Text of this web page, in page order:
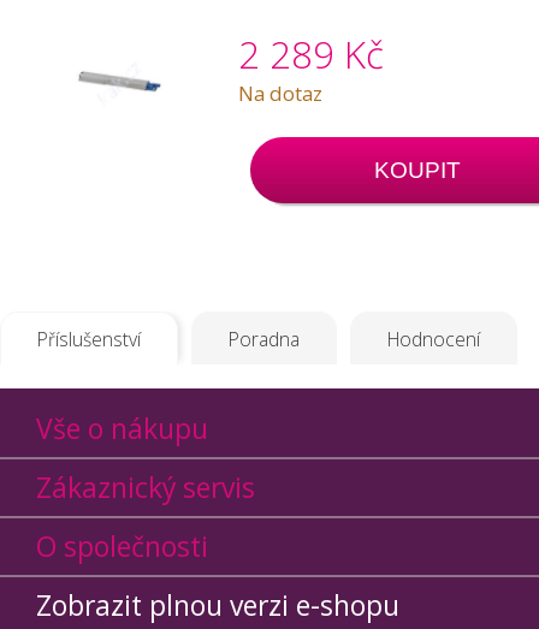
2 289 Kč
Na dotaz
KOUPIT
Příslušenství Poradna Hodnocení
Vše o nákupu
Zákaznický servis
O společnosti
Zobrazit plnou verzi e-shopu